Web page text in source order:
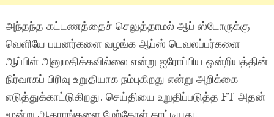
அந்தந்த கட்டணத்தைச் செலுத்தாமல் ஆப் ஸ்டோருக்கு
வெளியே பயனர்களை வழங்க ஆப்ஸ் டெவலப்பர்களை
ஆப்பிள் அனுமதிக்கவில்லை என்று ஐரோப்பிய ஒன்றியத்தின்
நிர்வாகப் பிரிவு உறுதியாக நம்புகிறது என்று அறிக்கை
எடுத்துக்காட்டுகிறது. செய்தியை உறுதிப்படுத்த FT அதன்